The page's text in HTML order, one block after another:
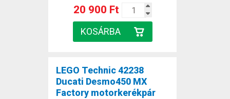
20 900 Ft
LEGO Technic 42238
Ducati Desmo450 MX
Factory motorkerékpár